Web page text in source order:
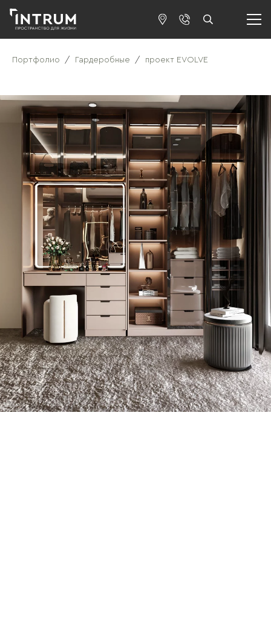
Портфолио / Гардеробные / проект EVOLVE